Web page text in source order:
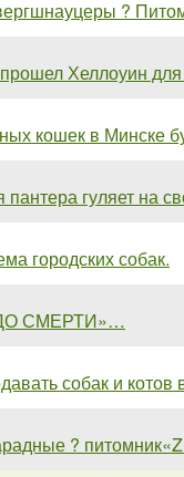
?
Хеллоуин для
кошек в Минске
пантера гуляет на
городских собак.
СМЕРТИ»…
собак и
?